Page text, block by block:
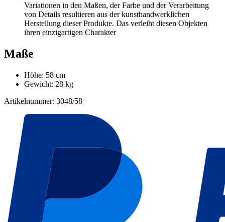
Variationen in den Maßen, der Farbe und der Verarbeitung
von Details resultieren aus der kunsthandwerklichen
Herstellung dieser Produkte. Das verleiht diesen Objekten
ihren einzigartigen Charakter
Maße
Höhe: 58 cm
Gewicht: 28 kg
Artikelnummer: 3048/58